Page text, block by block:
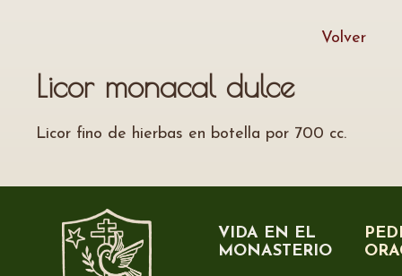
Volver
Licor monacal dulce
Licor fino de hierbas en botella por 700 cc.
VIDA EN EL
MONASTERIO